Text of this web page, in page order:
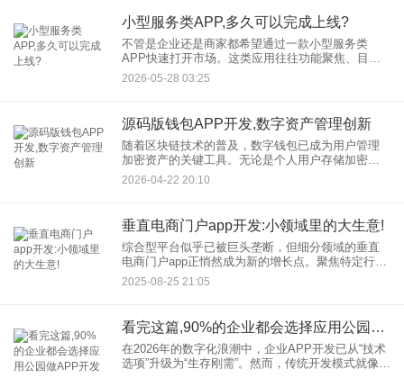
小型服务类APP,多久可以完成上线?
不管是企业还是商家都希望通过一款小型服务类
APP快速打开市场。这类应用往往功能聚焦、目标
明确，比如上门保洁、家电维修、同城速递、社区
团购等。大家最关心的问题通常是：从想法到上
2026-05-28 03:25
源码版钱包APP开发,数字资产管理创新
随着区块链技术的普及，数字钱包已成为用户管理
加密资产的关键工具。无论是个人用户存储加密货
币，还是企业构建去中心化应用（DApp），安全易
用的钱包APP都是关键工具。而源码版钱包APP开
2026-04-22 20:10
垂直电商门户app开发:小领域里的大生意!
综合型平台似乎已被巨头垄断，但细分领域的垂直
电商门户app正悄然成为新的增长点。聚焦特定行
业、精准服务目标用户群体的垂直电商门户app开
发，不仅为企业打开了新的市场空间，也为消费者
2025-08-25 21:05
看完这篇,90%的企业都会选择应用公园做APP开发
在2026年的数字化浪潮中，企业APP开发已从“技术
选项”升级为“生存刚需”。然而，传统开发模式就像一